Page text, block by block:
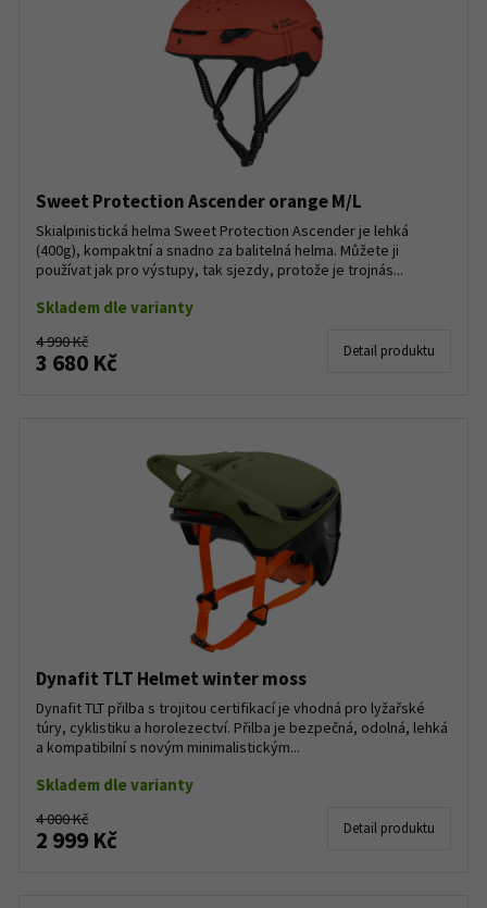
Sweet Protection Ascender orange M/L
Skialpinistická helma Sweet Protection Ascender je lehká
(400g), kompaktní a snadno za balitelná helma. Můžete ji
používat jak pro výstupy, tak sjezdy, protože je trojnás...
Skladem dle varianty
4 990 Kč
3 680 Kč Detail produktu
Dynafit TLT Helmet winter moss
Dynafit TLT přilba s trojitou certifikací je vhodná pro lyžařské
túry, cyklistiku a horolezectví. Přilba je bezpečná, odolná, lehká
a kompatibilní s novým minimalistickým...
Skladem dle varianty
4 000 Kč
2 999 Kč Detail produktu